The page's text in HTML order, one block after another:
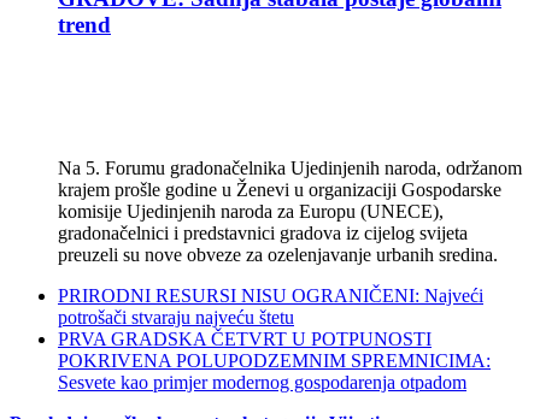
trend
Na 5. Forumu gradonačelnika Ujedinjenih naroda, održanom
krajem prošle godine u Ženevi u organizaciji Gospodarske
komisije Ujedinjenih naroda za Europu (UNECE),
gradonačelnici i predstavnici gradova iz cijelog svijeta
preuzeli su nove obveze za ozelenjavanje urbanih sredina.
PRIRODNI RESURSI NISU OGRANIČENI: Najveći
potrošači stvaraju najveću štetu
PRVA GRADSKA ČETVRT U POTPUNOSTI
POKRIVENA POLUPODZEMNIM SPREMNICIMA:
Sesvete kao primjer modernog gospodarenja otpadom